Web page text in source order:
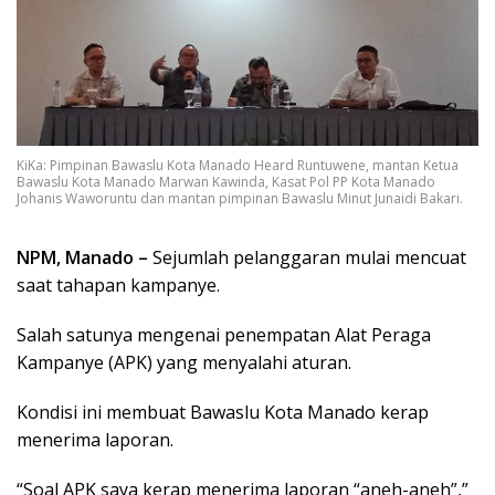
KiKa: Pimpinan Bawaslu Kota Manado Heard Runtuwene, mantan Ketua
Bawaslu Kota Manado Marwan Kawinda, Kasat Pol PP Kota Manado
Johanis Waworuntu dan mantan pimpinan Bawaslu Minut Junaidi Bakari.
NPM, Manado – Sejumlah pelanggaran mulai mencuat
saat tahapan kampanye.
Salah satunya mengenai penempatan Alat Peraga
Kampanye (APK) yang menyalahi aturan.
Kondisi ini membuat Bawaslu Kota Manado kerap
menerima laporan.
“Soal APK saya kerap menerima laporan “aneh-aneh”,”